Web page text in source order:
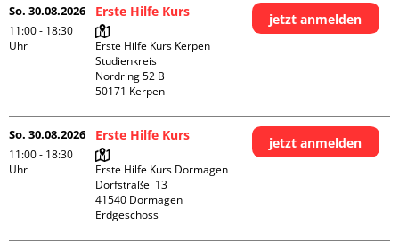
So. 30.08.2026
11:00 - 18:30
Uhr
Erste Hilfe Kurs
Erste Hilfe Kurs Kerpen
Studienkreis
Nordring 52 B
jetzt anmelden
So. 30.08.2026
11:00 - 18:30
Uhr
Erste Hilfe Kurs
Erste Hilfe Kurs Dormagen
Dorfstraße  13
41540 Dormagen
Erdgeschoss
jetzt anmelden